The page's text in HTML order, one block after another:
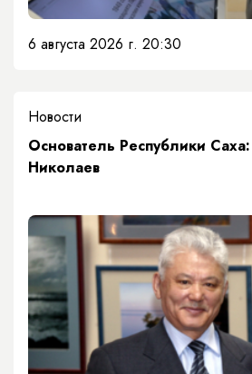
6 августа 2026 г. 20:30
Новости
Основатель Республики
Николаев